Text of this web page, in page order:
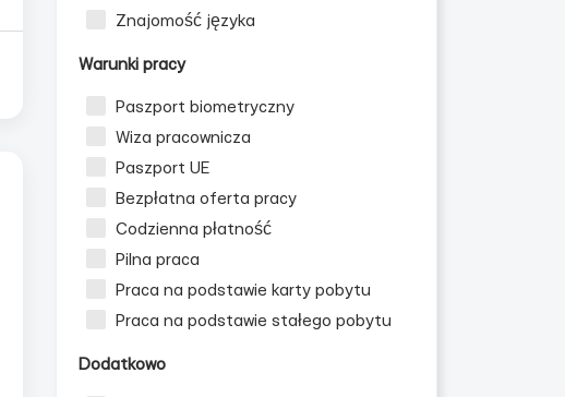
Znajomość języka
Warunki pracy
Paszport biometryczny
Wiza pracownicza
Paszport UE
Bezpłatna oferta pracy
Codzienna płatność
Pilna praca
Praca na podstawie karty pobytu
Praca na podstawie stałego pobytu
Dodatkowo